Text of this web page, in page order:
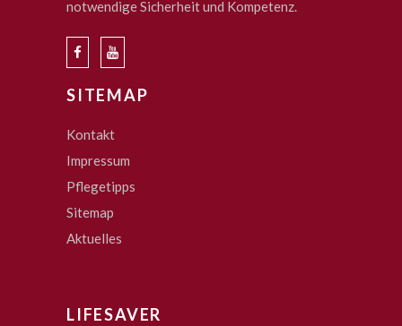
notwendige Sicherheit und Kompetenz.
SITEMAP
Kontakt
Impressum
Pflegetipps
Sitemap
Aktuelles
LIFESAVER